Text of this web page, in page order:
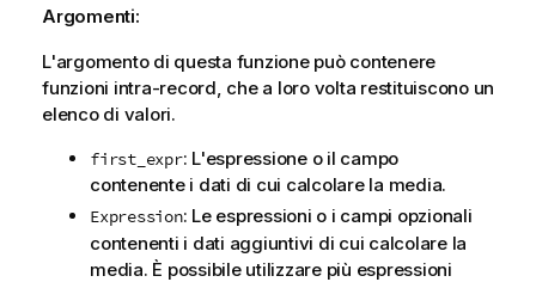
Argomenti:
L'argomento di questa funzione può contenere
funzioni intra-record, che a loro volta restituiscono un
elenco di valori.
first_expr: L'espressione o il campo
contenente i dati di cui calcolare la media.
Expression: Le espressioni o i campi opzionali
contenenti i dati aggiuntivi di cui calcolare la
media. È possibile utilizzare più espressioni